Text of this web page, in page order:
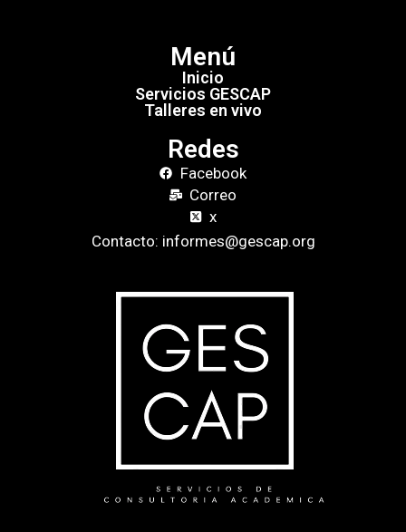
Menú
Inicio
Servicios GESCAP
Talleres en vivo
Redes
Facebook
Correo
x
Contacto: informes@gescap.org